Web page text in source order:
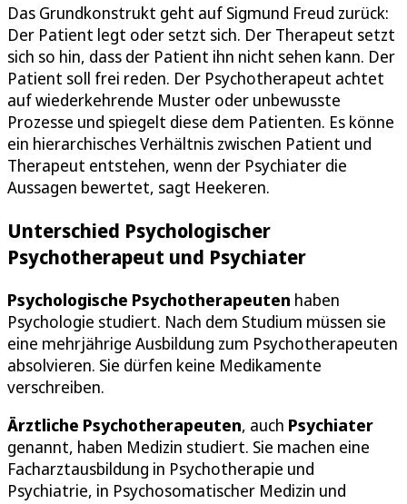
Das Grundkonstrukt geht auf Sigmund Freud zurück:
Der Patient legt oder setzt sich. Der Therapeut setzt
sich so hin, dass der Patient ihn nicht sehen kann. Der
Patient soll frei reden. Der Psychotherapeut achtet
auf wiederkehrende Muster oder unbewusste
Prozesse und spiegelt diese dem Patienten. Es könne
ein hierarchisches Verhältnis zwischen Patient und
Therapeut entstehen, wenn der Psychiater die
Aussagen bewertet, sagt Heekeren.
Unterschied Psychologischer
Psychotherapeut und Psychiater
Psychologische Psychotherapeuten haben
Psychologie studiert. Nach dem Studium müssen sie
eine mehrjährige Ausbildung zum Psychotherapeuten
absolvieren. Sie dürfen keine Medikamente
verschreiben.
Ärztliche Psychotherapeuten, auch Psychiater
genannt, haben Medizin studiert. Sie machen eine
Facharztausbildung in Psychotherapie und
Psychiatrie, in Psychosomatischer Medizin und